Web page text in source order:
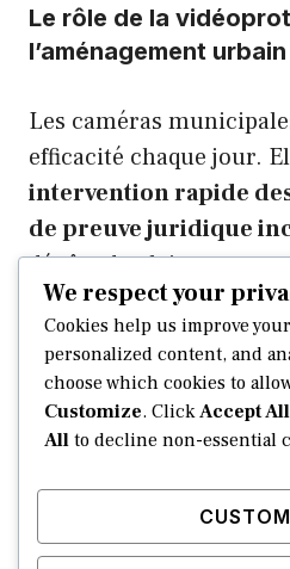
Le rôle de la
l’aménagement urbain
Les caméras
efficacité chaque jour.
intervention rapide
de preuve juridique
dépôts de plainte.
L’aménagement urbain
drastiquement la
espaces ouverts et
moins propices aux
We respect your
Cookies help us improve
personalized content, and
choose which cookies to
Customize. ClickAccept All
All to decline non-essential